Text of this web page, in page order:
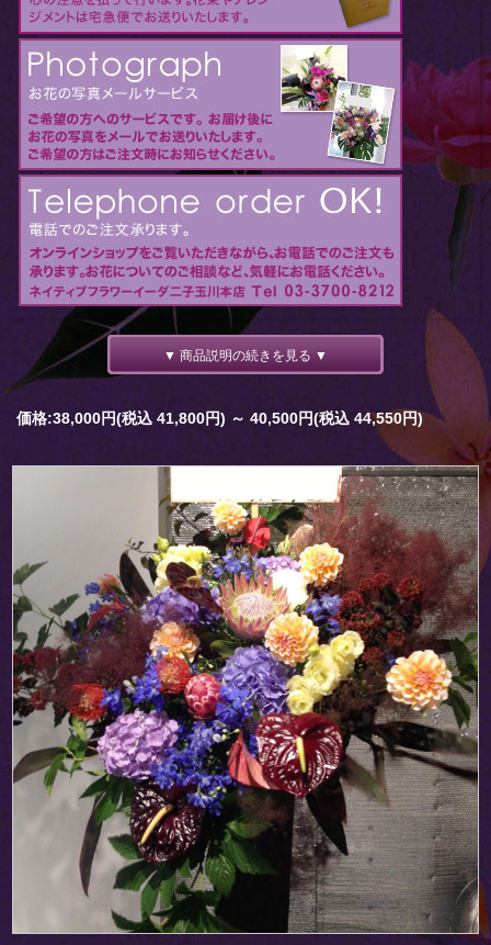
▼ 商品説明の続きを見る ▼
価格:38,000円(税込 41,800円) ～ 40,500円(税込 44,550円)